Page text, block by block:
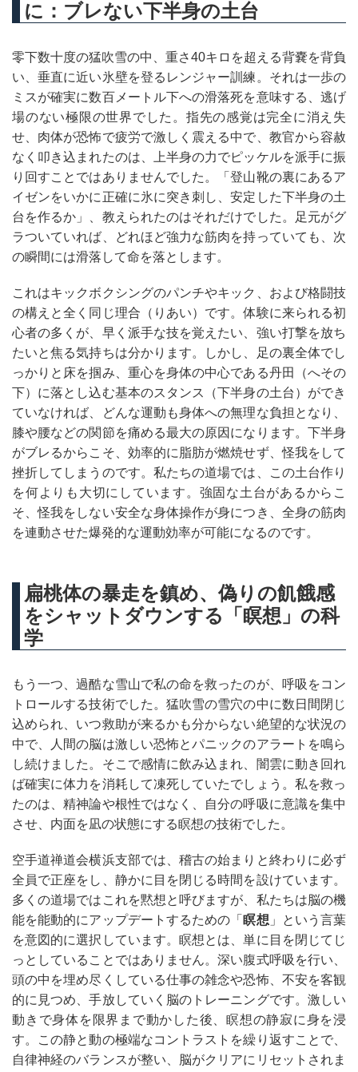
に：ブレない下半身の土台
零下数十度の猛吹雪の中、重さ40キロを超える背嚢を背負
い、垂直に近い氷壁を登るレンジャー訓練。それは一歩の
ミスが確実に数百メートル下への滑落死を意味する、逃げ
場のない極限の世界でした。指先の感覚は完全に消え失
せ、肉体が恐怖で疲労で激しく震える中で、教官から容赦
なく叩き込まれたのは、上半身の力でピッケルを派手に振
り回すことではありませんでした。「登山靴の裏にあるア
イゼンをいかに正確に氷に突き刺し、安定した下半身の土
台を作るか」、教えられたのはそれだけでした。足元がグ
ラついていれば、どれほど強力な筋肉を持っていても、次
の瞬間には滑落して命を落とします。
これはキックボクシングのパンチやキック、および格闘技
の構えと全く同じ理合（りあい）です。体験に来られる初
心者の多くが、早く派手な技を覚えたい、強い打撃を放ち
たいと焦る気持ちは分かります。しかし、足の裏全体でし
っかりと床を掴み、重心を身体の中心である丹田（へその
下）に落とし込む基本のスタンス（下半身の土台）ができ
ていなければ、どんな運動も身体への無理な負担となり、
膝や腰などの関節を痛める最大の原因になります。下半身
がブレるからこそ、効率的に脂肪が燃焼せず、怪我をして
挫折してしまうのです。私たちの道場では、この土台作り
を何よりも大切にしています。強固な土台があるからこ
そ、怪我をしない安全な身体操作が身につき、全身の筋肉
を連動させた爆発的な運動効率が可能になるのです。
扁桃体の暴走を鎮め、偽りの飢餓感
をシャットダウンする「瞑想」の科
学
もう一つ、過酷な雪山で私の命を救ったのが、呼吸をコン
トロールする技術でした。猛吹雪の雪穴の中に数日間閉じ
込められ、いつ救助が来るかも分からない絶望的な状況の
中で、人間の脳は激しい恐怖とパニックのアラートを鳴ら
し続けました。そこで感情に飲み込まれ、闇雲に動き回れ
ば確実に体力を消耗して凍死していたでしょう。私を救っ
たのは、精神論や根性ではなく、自分の呼吸に意識を集中
させ、内面を凪の状態にする瞑想の技術でした。
空手道禅道会横浜支部では、稽古の始まりと終わりに必ず
全員で正座をし、静かに目を閉じる時間を設けています。
多くの道場ではこれを黙想と呼びますが、私たちは脳の機
能を能動的にアップデートするための「瞑想 」という言葉
を意図的に選択しています。瞑想とは、単に目を閉じてじ
っとしていることではありません。深い腹式呼吸を行い、
頭の中を埋め尽くしている仕事の雑念や恐怖、不安を客観
的に見つめ、手放していく脳のトレーニングです。激しい
動きで身体を限界まで動かした後、瞑想の静寂に身を浸
す。この静と動の極端なコントラストを繰り返すことで、
自律神経のバランスが整い、脳がクリアにリセットされま